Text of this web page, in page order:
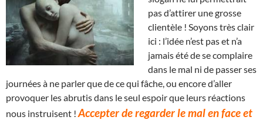
pas d’attirer une grosse
clientèle ! Soyons très clair
ici : l’idée n’est pas et n’a
jamais été de se complaire
dans le mal ni de passer ses
journées à ne parler que de ce qui fâche, ou encore d’aller
provoquer les abrutis dans le seul espoir que leurs réactions
nous instruisent ! Accepter de regarder le mal en face et